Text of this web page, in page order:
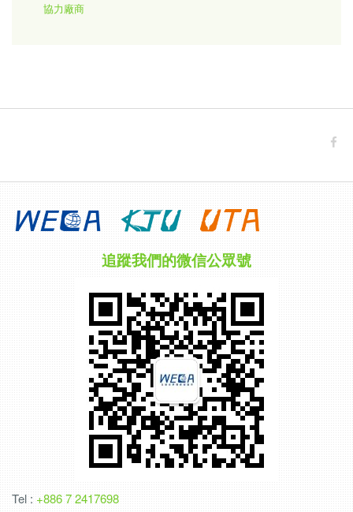
協力廠商
追蹤我們的微信公眾號
Tel : +886 7 2417698